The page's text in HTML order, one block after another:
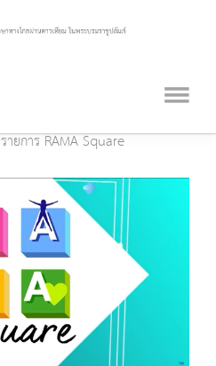
รายการ RAMA Square